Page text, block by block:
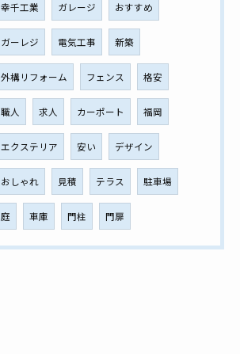
幸千工業 ガレージ おすすめ
ガーレジ 電気工事 新築
外構リフォーム フェンス 格安
職人 求人 カーポート 福岡
エクステリア 安い デザイン
おしゃれ 見積 テラス 駐車場
庭 車庫 門柱 門扉